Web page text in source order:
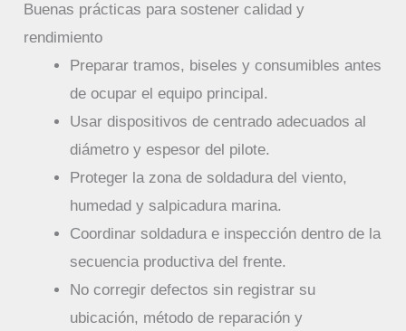
Buenas prácticas para sostener calidad y
rendimiento
Preparar tramos, biseles y consumibles antes
de ocupar el equipo principal.
Usar dispositivos de centrado adecuados al
diámetro y espesor del pilote.
Proteger la zona de soldadura del viento,
humedad y salpicadura marina.
Coordinar soldadura e inspección dentro de la
secuencia productiva del frente.
No corregir defectos sin registrar su
ubicación, método de reparación y